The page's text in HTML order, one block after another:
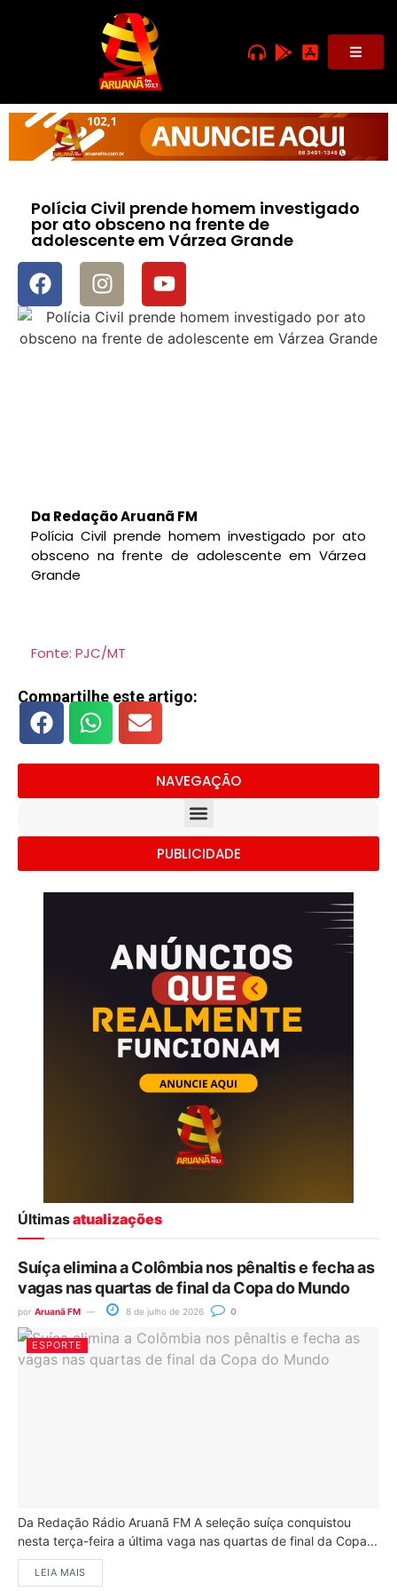
Polícia Civil prende homem investigado
por ato obsceno na frente de
adolescente em Várzea Grande
Da Redação Aruanã FM
Polícia Civil prende homem investigado por ato
obsceno na frente de adolescente em Várzea
Grande
Fonte: PJC/MT
Compartilhe este artigo:
NAVEGAÇÃO
PUBLICIDADE
Últimasatualizações
Suíça elimina a Colômbia nos pênaltis e fecha as
vagas nas quartas de final da Copa do Mundo
por Aruanã FM 8 de julho de 2026 0
ESPORTE
Da Redação Rádio Aruanã FM A seleção suíça conquistou
nesta terça-feira a última vaga nas quartas de final da Copa...
LEIA MAIS